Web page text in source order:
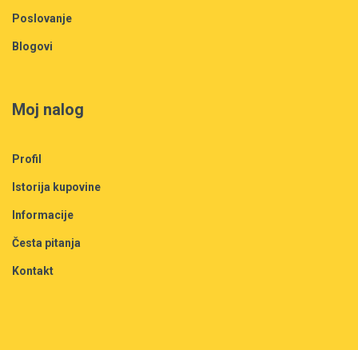
Poslovanje
Blogovi
Moj nalog
Profil
Istorija kupovine
Informacije
Česta pitanja
Kontakt